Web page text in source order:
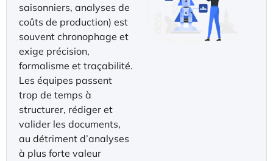
saisonniers, analyses de
coûts de production) est
souvent chronophage et
exige précision,
formalisme et traçabilité.
Les équipes passent
trop de temps à
structurer, rédiger et
valider les documents,
au détriment d’analyses
à plus forte valeur